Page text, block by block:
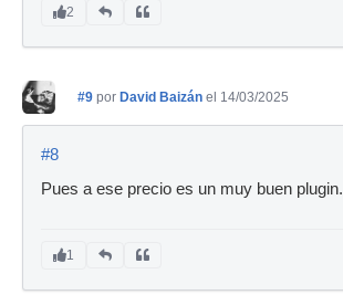
2
#9 por David Baizán el 14/03/2025
#8
Pues a ese precio es un muy buen plugin.
1